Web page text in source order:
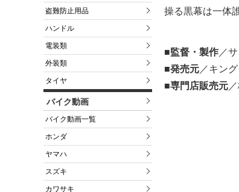
盗難防止用品
ハンドル
電装類
外装類
タイヤ
バイク動画
バイク動画一覧
ホンダ
ヤマハ
スズキ
カワサキ
操る黒幕は一体
■監督・製作 ／
■発売元 ／キン
■専門店販売元